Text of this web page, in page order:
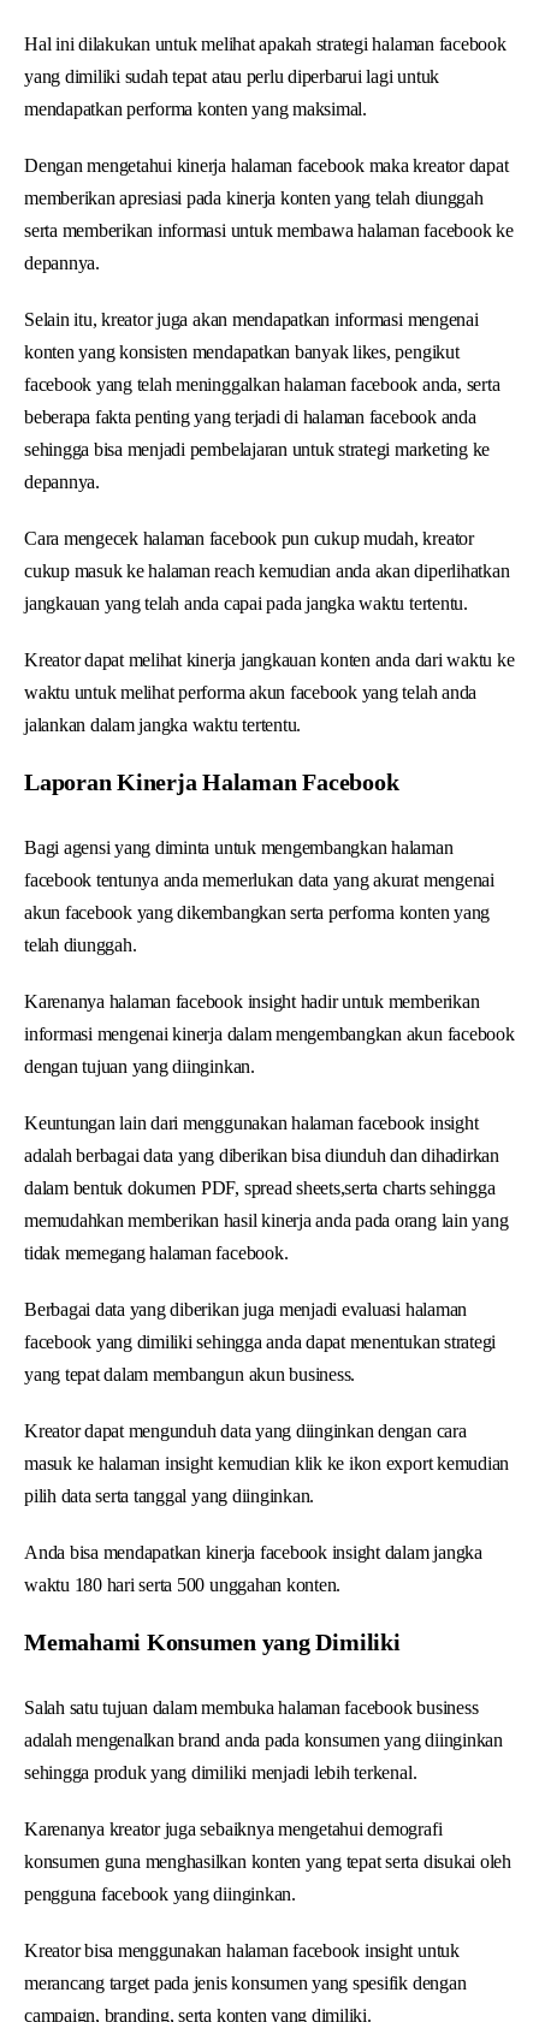
Hal ini dilakukan untuk melihat apakah strategi halaman facebook
yang dimiliki sudah tepat atau perlu diperbarui lagi untuk
mendapatkan performa konten yang maksimal.
Dengan mengetahui kinerja halaman facebook maka kreator dapat
memberikan apresiasi pada kinerja konten yang telah diunggah
serta memberikan informasi untuk membawa halaman facebook ke
depannya.
Selain itu, kreator juga akan mendapatkan informasi mengenai
konten yang konsisten mendapatkan banyak likes, pengikut
facebook yang telah meninggalkan halaman facebook anda, serta
beberapa fakta penting yang terjadi di halaman facebook anda
sehingga bisa menjadi pembelajaran untuk strategi marketing ke
depannya.
Cara mengecek halaman facebook pun cukup mudah, kreator
cukup masuk ke halaman reach kemudian anda akan diperlihatkan
jangkauan yang telah anda capai pada jangka waktu tertentu.
Kreator dapat melihat kinerja jangkauan konten anda dari waktu ke
waktu untuk melihat performa akun facebook yang telah anda
jalankan dalam jangka waktu tertentu.
Laporan Kinerja Halaman Facebook
Bagi agensi yang diminta untuk mengembangkan halaman
facebook tentunya anda memerlukan data yang akurat mengenai
akun facebook yang dikembangkan serta performa konten yang
telah diunggah.
Karenanya halaman facebook insight hadir untuk memberikan
informasi mengenai kinerja dalam mengembangkan akun facebook
dengan tujuan yang diinginkan.
Keuntungan lain dari menggunakan halaman facebook insight
adalah berbagai data yang diberikan bisa diunduh dan dihadirkan
dalam bentuk dokumen PDF, spread sheets,serta charts sehingga
memudahkan memberikan hasil kinerja anda pada orang lain yang
tidak memegang halaman facebook.
Berbagai data yang diberikan juga menjadi evaluasi halaman
facebook yang dimiliki sehingga anda dapat menentukan strategi
yang tepat dalam membangun akun business.
Kreator dapat mengunduh data yang diinginkan dengan cara
masuk ke halaman insight kemudian klik ke ikon export kemudian
pilih data serta tanggal yang diinginkan.
Anda bisa mendapatkan kinerja facebook insight dalam jangka
waktu 180 hari serta 500 unggahan konten.
Memahami Konsumen yang Dimiliki
Salah satu tujuan dalam membuka halaman facebook business
adalah mengenalkan brand anda pada konsumen yang diinginkan
sehingga produk yang dimiliki menjadi lebih terkenal.
Karenanya kreator juga sebaiknya mengetahui demografi
konsumen guna menghasilkan konten yang tepat serta disukai oleh
pengguna facebook yang diinginkan.
Kreator bisa menggunakan halaman facebook insight untuk
merancang target pada jenis konsumen yang spesifik dengan
campaign, branding, serta konten yang dimiliki.